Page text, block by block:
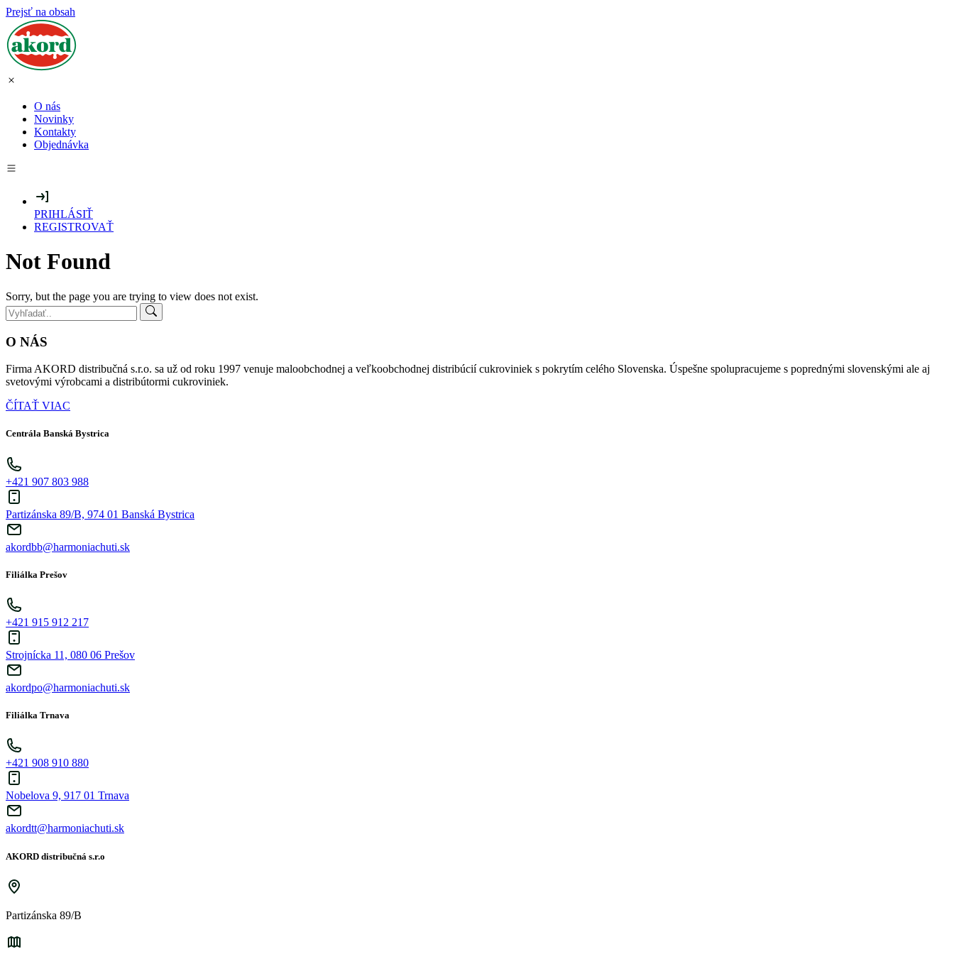
Prejsť na obsah
O nás
Novinky
Kontakty
Objednávka
PRIHLÁSIŤ
REGISTROVAŤ
Not Found
Sorry, but the page you are trying to view does not exist.
Search:
O NÁS
Firma AKORD distribučná s.r.o. sa už od roku 1997 venuje maloobchodnej a veľkoobchodnej distribúcií cukroviniek s pokrytím celého Slovenska. Úspešne spolupracujeme s poprednými slovenskými ale aj
svetovými výrobcami a distribútormi cukroviniek.
ČÍTAŤ VIAC
Centrála Banská Bystrica
+421 907 803 988
Partizánska 89/B, 974 01 Banská Bystrica
akordbb@harmoniachuti.sk
Filiálka Prešov
+421 915 912 217
Strojnícka 11, 080 06 Prešov
akordpo@harmoniachuti.sk
Filiálka Trnava
+421 908 910 880
Nobelova 9, 917 01 Trnava
akordtt@harmoniachuti.sk
AKORD distribučná s.r.o
Partizánska 89/B